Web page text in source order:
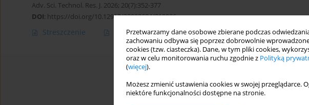
Przetwarzamy dane osobowe zbierane podczas
zachowaniu odbywa się poprzez dobrowolnie
cookies (tzw. ciasteczka). Dane, w tym pliki cookies,
oraz w celu monitorowania ruchu zgodnie z Polityką
(więcej).
Możesz zmienić ustawienia cookies w swojej przeglądarce.
niektóre funkcjonalności dostępne na stronie.
Adv. Sci. Technol. Res. J. 2026; 20(7):352-377
DOI: https://doi.org/10.12913/22998624/219086
Streszczenie Artykuł(PDF)